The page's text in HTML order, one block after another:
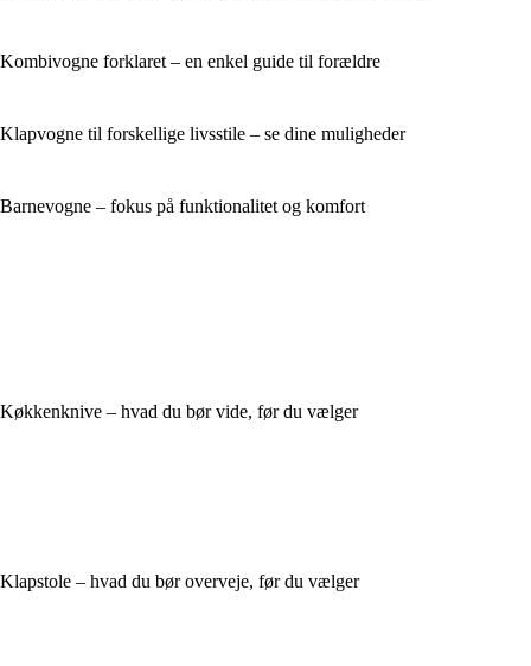
Kombivogne forklaret – en enkel guide til forældre
Klapvogne til forskellige livsstile – se dine muligheder
Barnevogne – fokus på funktionalitet og komfort
Køkkenknive – hvad du bør vide, før du vælger
Klapstole – hvad du bør overveje, før du vælger